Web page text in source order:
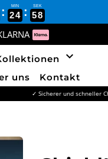
: MIN
24 : SEK
56
keyboard_arrow_down
uns Kontakt
✓ Sicherer und schneller